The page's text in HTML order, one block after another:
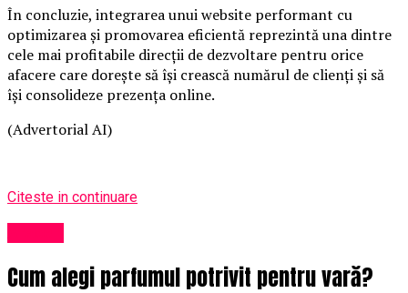
În concluzie, integrarea unui website performant cu
optimizarea și promovarea eficientă reprezintă una dintre
cele mai profitabile direcții de dezvoltare pentru orice
afacere care dorește să își crească numărul de clienți și să
își consolideze prezența online.
(Advertorial AI)
Citeste in continuare
Cum alegi parfumul potrivit pentru vară?